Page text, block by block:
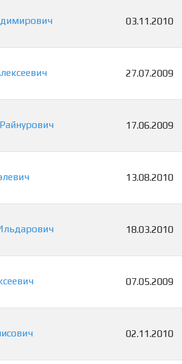
03.11.2010
27.07.2009
Райнурович 17.06.2009
13.08.2010
18.03.2010
07.05.2009
02.11.2010